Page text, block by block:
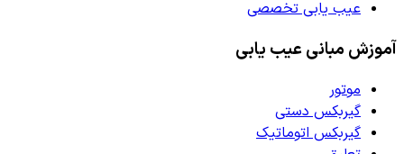
عیب یابی تخصصی
آموزش مبانی عیب یابی
موتور
گیربکس دستی
گیربکس اتوماتیک